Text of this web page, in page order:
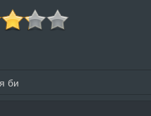
би